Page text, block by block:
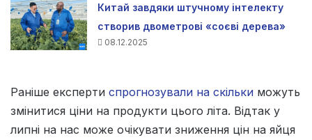
Китай завдяки штучному інтелекту
створив двометрові «соєві дерева»
08.12.2025
Раніше експерти спрогнозували на скільки можуть
змінитися ціни на продукти цього літа. Відтак у
липні на нас може очікувати зниження цін на яйця